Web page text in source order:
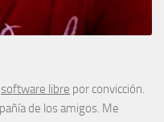
software libre por convicción.
de los amigos. Me